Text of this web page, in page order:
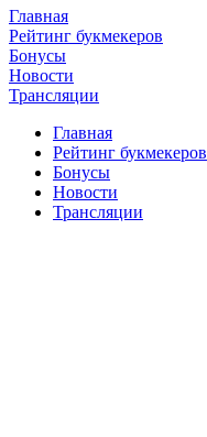
Главная
Рейтинг букмекеров
Бонусы
Новости
Трансляции
Главная
Рейтинг букмекеров
Бонусы
Новости
Трансляции